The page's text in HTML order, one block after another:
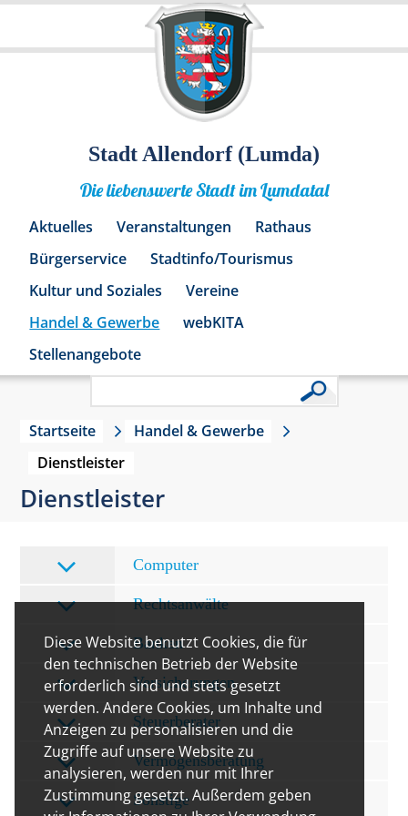
Diese Website benutzt Cookies, die für
den technischen Betrieb der Website
erforderlich sind und stets gesetzt
werden. Andere Cookies, um Inhalte und
Anzeigen zu personalisieren und die
Zugriffe auf unsere Website zu
analysieren, werden nur mit Ihrer
Zustimmung gesetzt. Außerdem geben
Stadt Allendorf (Lumda)
Die liebenswerte Stadt im Lumdatal
Aktuelles Veranstaltungen
Rathaus
Bürgerservice
Stadtinfo/Tourismus
Kultur und Soziales
Vereine
Handel & Gewerbe
webKITA
Stellenangebote
Startseite
Handel & Gewerbe
Dienstleister
Dienstleister
Computer
Rechtsanwälte
Banken
Versicherungen
Steuerberater
Vermögensberatung
Sonstige